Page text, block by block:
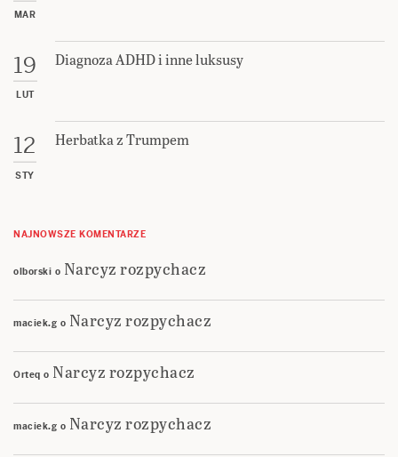
MAR
19
LUT
Diagnoza ADHD i inne luksusy
12
STY
Herbatka z Trumpem
NAJNOWSZE KOMENTARZE
olborski o Narcyz rozpychacz
maciek.g o Narcyz rozpychacz
Orteq o Narcyz rozpychacz
maciek.g o Narcyz rozpychacz